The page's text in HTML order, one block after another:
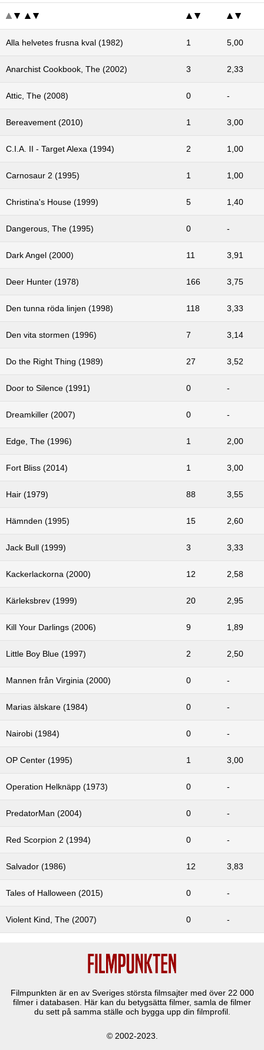
Alla helvetes frusna kval (1982) 1 5,00
Anarchist Cookbook, The (2002) 3 2,33
Attic, The (2008) 0 -
Bereavement (2010) 1 3,00
C.I.A. II - Target Alexa (1994) 2 1,00
Carnosaur 2 (1995) 1 1,00
Christina's House (1999) 5 1,40
Dangerous, The (1995) 0 -
Dark Angel (2000) 11 3,91
Deer Hunter (1978) 166 3,75
Den tunna röda linjen (1998) 118 3,33
Den vita stormen (1996) 7 3,14
Do the Right Thing (1989) 27 3,52
Door to Silence (1991) 0 -
Dreamkiller (2007) 0 -
Edge, The (1996) 1 2,00
Fort Bliss (2014) 1 3,00
Hair (1979) 88 3,55
Hämnden (1995) 15 2,60
Jack Bull (1999) 3 3,33
Kackerlackorna (2000) 12 2,58
Kärleksbrev (1999) 20 2,95
Kill Your Darlings (2006) 9 1,89
Little Boy Blue (1997) 2 2,50
Mannen från Virginia (2000) 0 -
Marias älskare (1984) 0 -
Nairobi (1984) 0 -
OP Center (1995) 1 3,00
Operation Helknäpp (1973) 0 -
PredatorMan (2004) 0 -
Red Scorpion 2 (1994) 0 -
Salvador (1986) 12 3,83
Tales of Halloween (2015) 0 -
Violent Kind, The (2007) 0 -
Filmpunkten är en av Sveriges största filmsajter med över 22 000
filmer i databasen. Här kan du betygsätta filmer, samla de filmer
du sett på samma ställe och bygga upp din filmprofil.
© 2002-2023.